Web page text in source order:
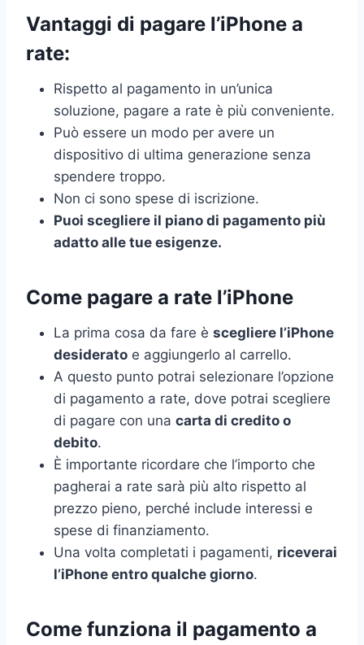
Vantaggi di pagare l’iPhone a
rate:
Rispetto al pagamento in un’unica
soluzione, pagare a rate è più conveniente.
Può essere un modo per avere un
dispositivo di ultima generazione senza
spendere troppo.
Non ci sono spese di iscrizione.
Puoi scegliere il piano di pagamento più
adatto alle tue esigenze.
Come pagare a rate l’iPhone
La prima cosa da fare è scegliere l’iPhone
desiderato e aggiungerlo al carrello.
A questo punto potrai selezionare l’opzione
di pagamento a rate, dove potrai scegliere
di pagare con una carta di credito o
debito.
È importante ricordare che l’importo che
pagherai a rate sarà più alto rispetto al
prezzo pieno, perché include interessi e
spese di finanziamento.
Una volta completati i pagamenti, riceverai
l’iPhone entro qualche giorno.
Come funziona il pagamento a